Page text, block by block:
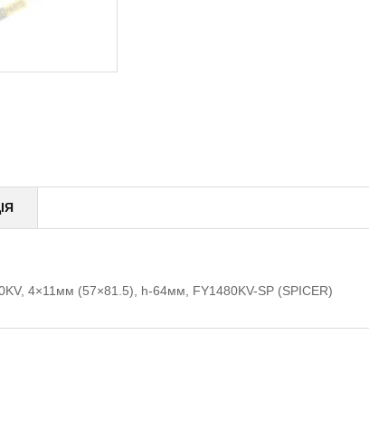
4×11мм (57×81.5), h-64мм, FY1480KV-SP (SPICER)